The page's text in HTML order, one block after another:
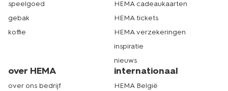
speelgoed
gebak
koffie
HEMA cadeaukaarten
HEMA tickets
HEMA verzekeringen
inspiratie
nieuws
over HEMA
over ons bedrijf
internationaal
HEMA België